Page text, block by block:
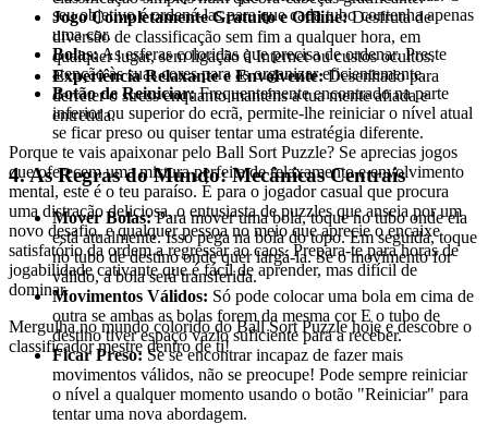
Jogo Completamente Gratuito e Offline:Desfruta de
diversão de classificação sem fim a qualquer hora, em
qualquer lugar, sem ligação à Internet ou custos ocultos.
Experiência Relaxante e Envolvente:Desenhado para
derreter o stress enquanto manténs a tua mente afiada e
entretida.
Porque te vais apaixonar pelo Ball Sort Puzzle? Se aprecias jogos
que oferecem uma mistura perfeita de relaxamento e envolvimento
mental, este é o teu paraíso. É para o jogador casual que procura
uma distração deliciosa, o entusiasta de puzzles que anseia por um
novo desafio, e qualquer pessoa no meio que aprecie o encaixe
satisfatório da ordem a regressar ao caos. Prepara-te para horas de
jogabilidade cativante que é fácil de aprender, mas difícil de
dominar.
Mergulha no mundo colorido do Ball Sort Puzzle hoje e descobre o
classificador mestre dentro de ti!
seu objetivo é ordená-las para que cada tubo contenha apenas
uma cor.
Bolas:As esferas coloridas que precisa de ordenar. Preste
atenção às suas cores para as organizar eficientemente.
Botão de Reiniciar:Frequentemente encontrado na parte
inferior ou superior do ecrã, permite-lhe reiniciar o nível atual
se ficar preso ou quiser tentar uma estratégia diferente.
4. As Regras do Mundo: Mecânicas Centrais
Mover Bolas:Para mover uma bola, toque no tubo onde ela
está atualmente. Isso pega na bola do topo. Em seguida, toque
no tubo de destino onde quer largá-la. Se o movimento for
válido, a bola será transferida.
Movimentos Válidos: Só pode colocar uma bola em cima de
outra se ambas as bolas forem da mesma cor E o tubo de
destino tiver espaço vazio suficiente para a receber.
Ficar Preso: Se se encontrar incapaz de fazer mais
movimentos válidos, não se preocupe! Pode sempre reiniciar
o nível a qualquer momento usando o botão "Reiniciar" para
tentar uma nova abordagem.